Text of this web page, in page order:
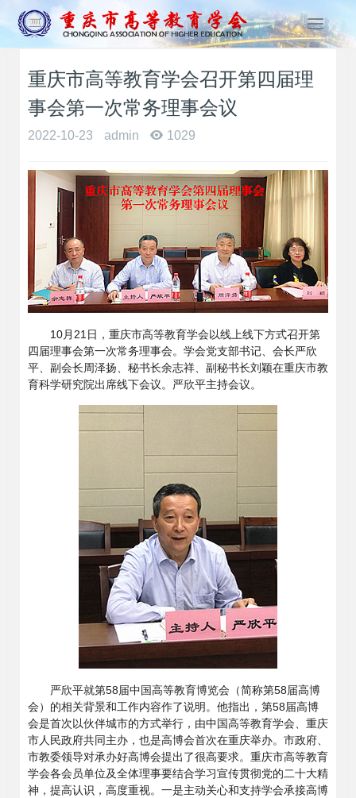
T
o
v
i
i
o
n
重庆市高等教育学会召开第四届理
事会第一次常务理事会议
2022-10-23 admin 1029
10月21日，重庆市高等教育学会以线上线下方式召开第
四届理事会第一次常务理事会。学会党支部书记、会长严欣
平、副会长周泽扬、秘书长余志祥、副秘书长刘颖在重庆市教
育科学研究院出席线下会议。严欣平主持会议。
严欣平就第58届中国高等教育博览会（简称第58届高博
会）的相关背景和工作内容作了说明。他指出，第58届高博
会是首次以伙伴城市的方式举行，由中国高等教育学会、重庆
市人民政府共同主办，也是高博会首次在重庆举办。市政府、
市教委领导对承办好高博会提出了很高要求。重庆市高等教育
学会各会员单位及全体理事要结合学习宣传贯彻党的二十大精
神，提高认识，高度重视。一是主动关心和支持学会承接高博